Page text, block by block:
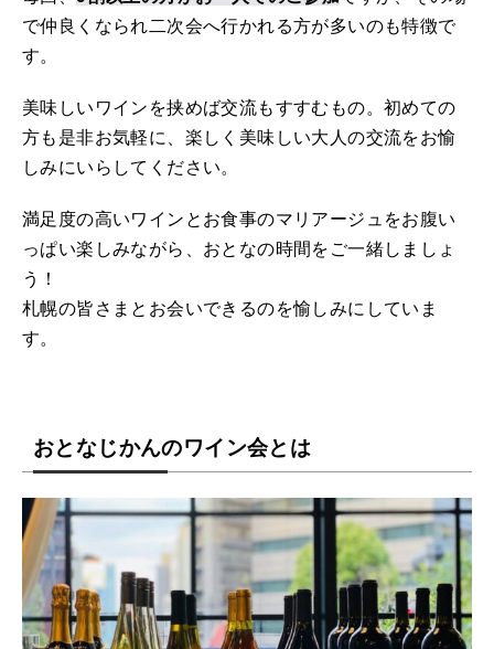
で仲良くなられ二次会へ行かれる方が多いのも特徴で
す。
美味しいワインを挟めば交流もすすむもの。初めての
方も是非お気軽に、楽しく美味しい大人の交流をお愉
しみにいらしてください。
満足度の高いワインとお食事のマリアージュをお腹い
っぱい楽しみながら、おとなの時間をご一緒しましょ
う！
札幌の皆さまとお会いできるのを愉しみにしていま
す。
おとなじかんのワイン会とは